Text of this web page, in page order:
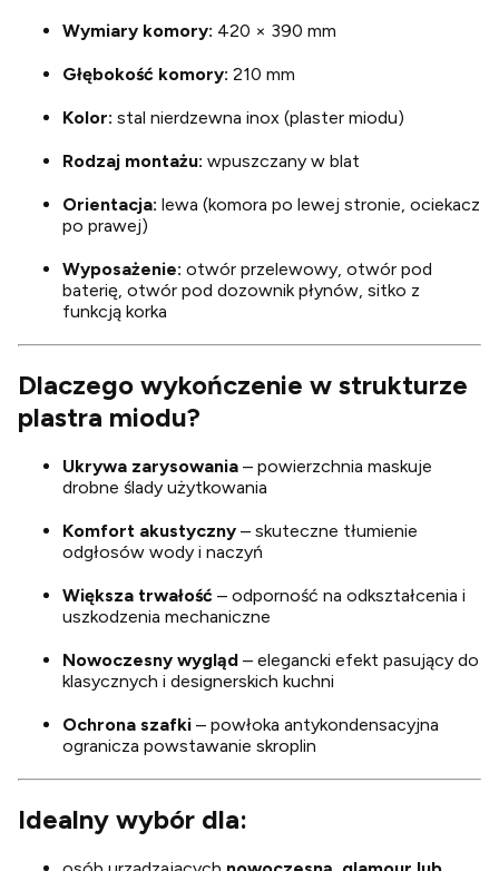
Wymiary komory: 420 × 390 mm
Głębokość komory: 210 mm
Kolor: stal nierdzewna inox (plaster miodu)
Rodzaj montażu: wpuszczany w blat
Orientacja: lewa (komora po lewej stronie, ociekacz
po prawej)
Wyposażenie: otwór przelewowy, otwór pod
baterię, otwór pod dozownik płynów, sitko z
funkcją korka
Dlaczego wykończenie w strukturze
plastra miodu?
Ukrywa zarysowania – powierzchnia maskuje
drobne ślady użytkowania
Komfort akustyczny – skuteczne tłumienie
odgłosów wody i naczyń
Większa trwałość – odporność na odkształcenia i
uszkodzenia mechaniczne
Nowoczesny wygląd – elegancki efekt pasujący do
klasycznych i designerskich kuchni
Ochrona szafki – powłoka antykondensacyjna
ogranicza powstawanie skroplin
Idealny wybór dla: